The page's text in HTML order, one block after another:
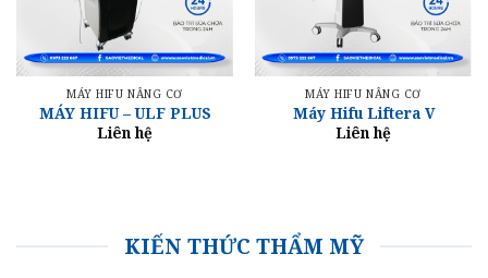
MÁY HIFU NÂNG CƠ
MÁY HIFU – ULF PLUS
Liên hệ
MÁY HIFU NÂNG CƠ
Máy Hifu Liftera V
Liên hệ
KIẾN THỨC THẨM MỸ